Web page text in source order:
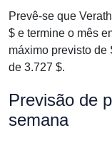
Prevê-se que
$ e termine o mês
máximo previsto de
de 3.727 $.
Previsão de
semana